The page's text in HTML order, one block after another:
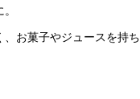
お菓子やジュースを持ち